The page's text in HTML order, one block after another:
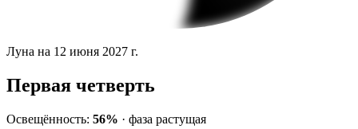
Луна на 12 июня 2027 г.
Первая четверть
Освещённость: 56% · фаза растущая